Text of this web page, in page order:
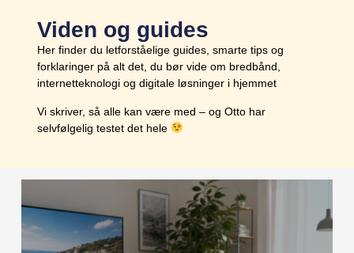
Viden og guides
Her finder du letforståelige guides, smarte tips og
forklaringer på alt det, du bør vide om bredbånd,
internetteknologi og digitale løsninger i hjemmet
Vi skriver, så alle kan være med – og Otto har
selvfølgelig testet det hele